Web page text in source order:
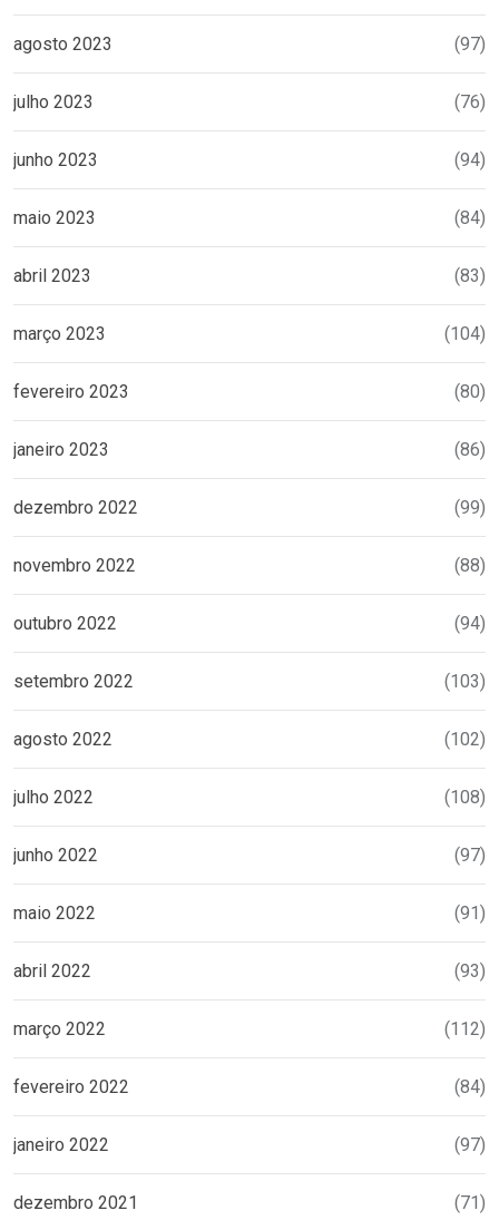
agosto 2023 (97)
julho 2023 (76)
junho 2023 (94)
maio 2023 (84)
abril 2023 (83)
março 2023 (104)
fevereiro 2023 (80)
janeiro 2023 (86)
dezembro 2022 (99)
novembro 2022 (88)
outubro 2022 (94)
setembro 2022 (103)
agosto 2022 (102)
julho 2022 (108)
junho 2022 (97)
maio 2022 (91)
abril 2022 (93)
março 2022 (112)
fevereiro 2022 (84)
janeiro 2022 (97)
dezembro 2021 (71)